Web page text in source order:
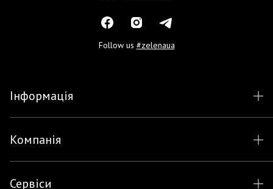
Follow us #zelenaua
Інформація
Компанія
Сервіси